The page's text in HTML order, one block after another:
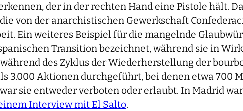
der in der rechten Hand eine Pistole hält.
von der anarchistischen Gewerkschaft
Ein weiteres Beispiel für die mangelnde
Transition bezeichnet, während sie in
des Zyklus der Wiederherstellung der
3.000 Aktionen durchgeführt, bei denen etwa 700
sie entweder verboten oder erlaubt. In Madrid
Interview mit El Salto.